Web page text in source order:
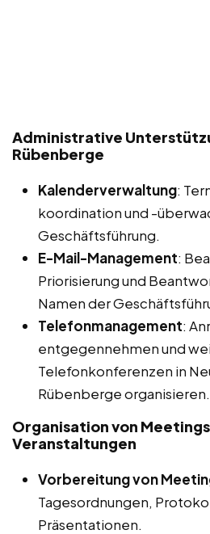
Administrative
Rübenberge
Kalenderverwaltung:
koordination und -
Geschäftsführung.
E-Mail-Management:
Priorisierung und
Namen der
Telefonmanagement:
entgegennehmen und
Telefonkonferenzen in
Rübenberge organisieren.
Organisation von
Veranstaltungen
Vorbereitung von
Tagesordnungen,
Präsentationen.